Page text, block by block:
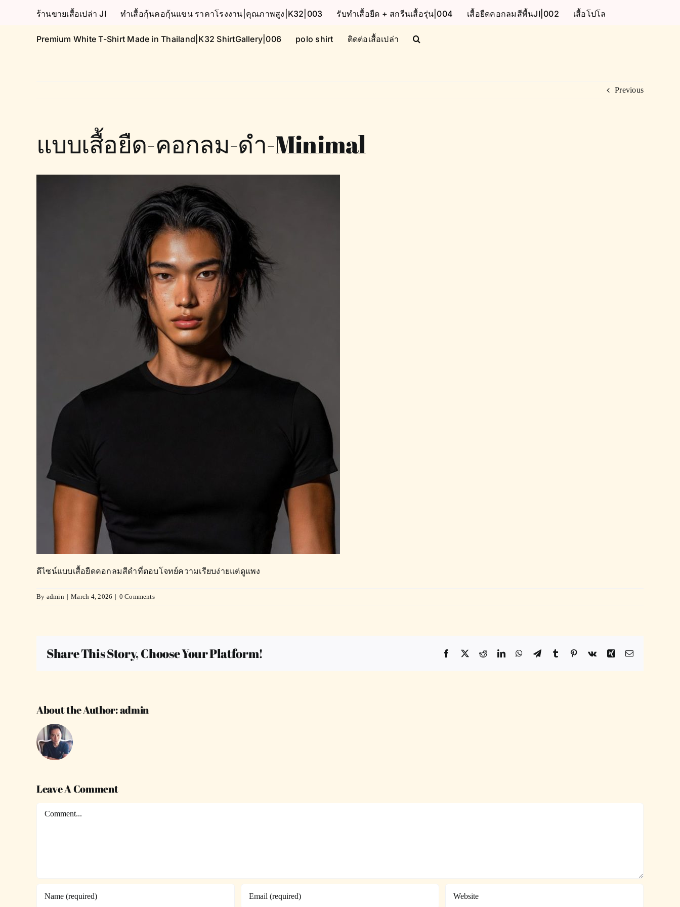
ร้านขายเสื้อเปล่า JI ทำเสื้อกุ้นคอกุ้นแขน ราคาโรงงาน|คุณภาพสูง|K32|003 รับทำเสื้อยืด + สกรีนเสื้อรุ่น|004 เสื้อยืดคอกลมสีพื้นJI|002 เสื้อโปโล
Premium White T-Shirt Made in Thailand|K32 ShirtGallery|006 polo shirt ติดต่อเสื้อเปล่า
Previous
แบบเสื้อยืด-คอกลม-ดำ-Minimal
ดีไซน์แบบเสื้อยืดคอกลมสีดำที่ตอบโจทย์ความเรียบง่ายแต่ดูแพง
By admin | March 4, 2026 | 0 Comments
Share This Story, Choose Your Platform! Facebook
X RedditLinkedInWhatsApp
TelegramTumblr Pinterest
Vk Xing Email
About the Author:admin
Leave A Comment
Comment